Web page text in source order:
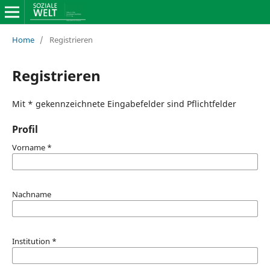
Home / Registrieren
Registrieren
Mit * gekennzeichnete Eingabefelder sind Pflichtfelder
Profil
Vorname *
Nachname
Institution *